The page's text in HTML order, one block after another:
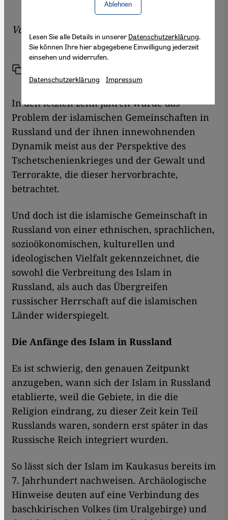
Von
​​In den letzten zehn Jahren wurde das
Problem der islamischen Gemeinschaften in
Russland und der ihnen innewohnenden
Dynamik meist aus der Perspektive des
Tschetschenienkrieges und der Gewalt und
Terrorakte, die dieser hervorbrachte,
betrachtet.
Und doch ist die islamische Gemeinschaft in
Russland von einer ethnischen, sprachlichen,
sozioökonomischen, kulturellen und
ideologischen Vielfalt gekennzeichnet, die
sowohl die Verbreitung des Islam in
Russland, als auch das Übergreifen
russischer Herrschaft auf die islamischen
Länder widerspiegelt.
Die Anfänge des Islam in Russland
Es ist schwierig, den genauen Zeitpunkt
anzugeben, wann sich der Islam in Russland
etablierte, weil die Gebiete, in die die
Religion eindrang, zu dieser Zeit kein Teil
Russlands waren, sondern erst später in das
Russische Reich integriert wurden.
So lässt sich der Islam im Kaukasus bereits im
7. Jahrhundert nachweisen. Archäologische
Hinweise deuten auf eine Verbindung des
baschkirischen Volkes (im Uralgebirge) und
Ablehnen
Lesen Sie alle Details in unserer Datenschutzerklärung.
Sie können Ihre hier abgegebene Einwilligung jederzeit
einsehen und widerrufen.
Datenschutzerklärung Impressum